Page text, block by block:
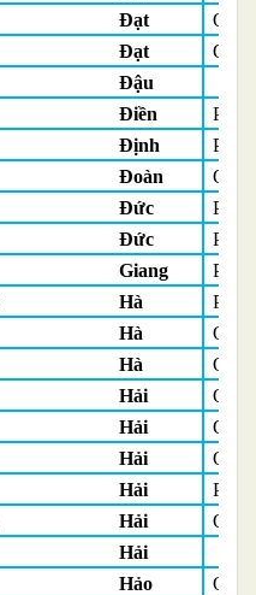
Đạt
Đạt
Đậu
Điền
Phó
Định
Phó
Đoàn
Đức
Phó
Đức
Phó
Giang
Phó
Hà
Phó
Hà
Hà
Hải
Hải
Hải
Hải
Phó
Hải
Hải
Hảo